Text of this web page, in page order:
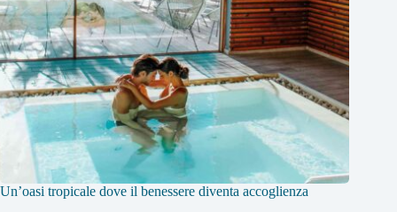
Un’oasi tropicale dove il benessere diventa accoglienza